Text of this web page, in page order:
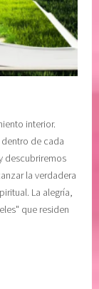
interior.
de cada
descubriremos
la verdadera
La alegría,
que residen